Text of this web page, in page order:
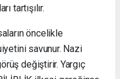
tartışılır.
öncelikle
savunur. Nazi
değiştirir. Yargıç